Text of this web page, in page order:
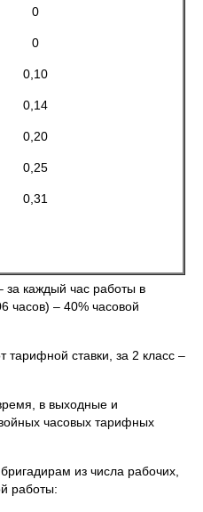
0
0
0,10
0,14
0,20
0,25
0,31
за каждый час работы в
часов) – 40% часовой
тарифной ставки, за 2 класс –
в выходные и
часовых тарифных
из числа рабочих,
работы: